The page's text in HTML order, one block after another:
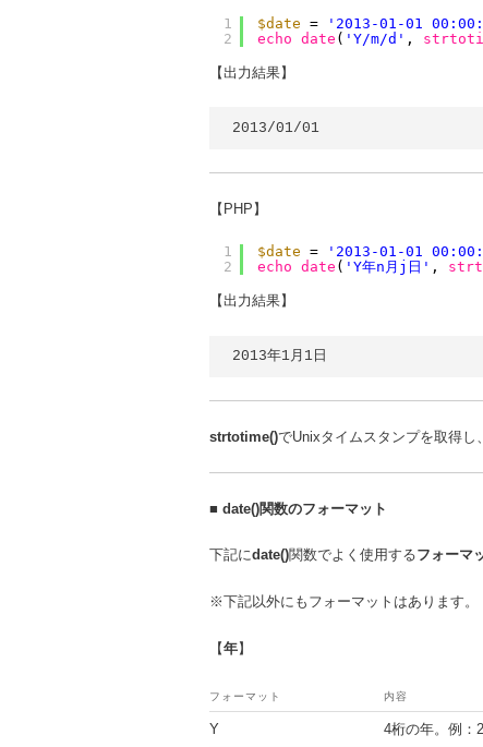
1
2
$date = '2013-01-01
echo
date ( 'Y/m/d' ,
【出力結果】
2013/01/01
【PHP】
1
2
$date = '2013-01-01
echo
date ( 'Y年n月j日' ,
【出力結果】
2013年1月1日
strtotime()でUnixタイムスタンプを取得し、
■ date()関数のフォーマット
下記にdate()関数でよく使用するフォーマ
※下記以外にもフォーマットはあります。
【年】
フォーマット 内容
Y 4桁の年。例：